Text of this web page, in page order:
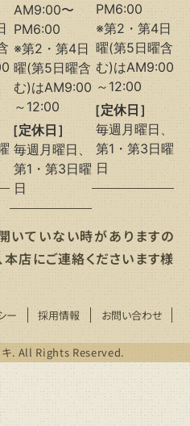
AM9:00〜
PM6:00
※第2・第4日
曜(第5日曜含
む)はAM9:00
～12:00
［定休日］
毎週月曜日、
第1・第3日曜
日
PM6:00
※第2・第4日
曜(第5日曜含
む)はAM9:00
～12:00
［定休日］
毎週月曜日、
第1・第3日曜
日
いていない時がありますの
本店にご連絡くださいます様
ー 採用情報 お問い合わせ
. All Rights Reserved.